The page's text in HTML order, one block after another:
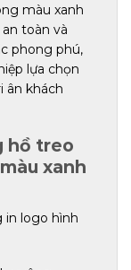
màu xanh
toàn và
phong phú,
lựa chọn
ân khách
hồ treo
xanh
in logo hình